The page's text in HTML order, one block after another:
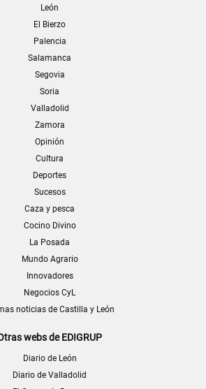
León
El Bierzo
Palencia
Salamanca
Segovia
Soria
Valladolid
Zamora
Opinión
Cultura
Deportes
Sucesos
Caza y pesca
Cocino Divino
La Posada
Mundo Agrario
Innovadores
Negocios CyL
noticias de Castilla y León
webs de EDIGRUP
Diario de León
Diario de Valladolid